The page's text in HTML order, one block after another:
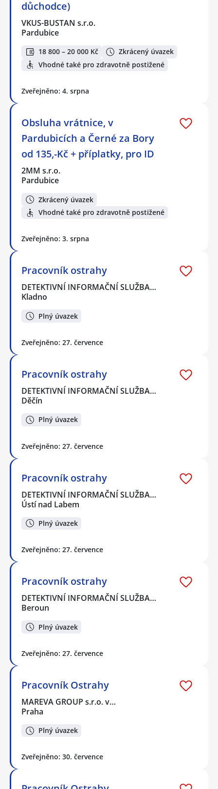
důchodce)
VKUS-BUSTAN s.r.o.
Pardubice
18 800 – 20 000 Kč
Zkrácený úvazek
Vhodné také pro zdravotně postižené
Zveřejněno: 4. srpna
Obsluha vrátnice, v
Pardubicích a Černé za Bory
od 135,-Kč + příplatky, pro ID
2MM s.r.o.
Pardubice
Zkrácený úvazek
Vhodné také pro zdravotně postižené
Zveřejněno: 3. srpna
Pracovník ostrahy
DETEKTIVNÍ INFORMAČNÍ SLUŽBA…
Kladno
Plný úvazek
Zveřejněno: 27. července
Pracovník ostrahy
DETEKTIVNÍ INFORMAČNÍ SLUŽBA…
Děčín
Plný úvazek
Zveřejněno: 27. července
Pracovník ostrahy
DETEKTIVNÍ INFORMAČNÍ SLUŽBA…
Ústí nad Labem
Plný úvazek
Zveřejněno: 27. července
Pracovník ostrahy
DETEKTIVNÍ INFORMAČNÍ SLUŽBA…
Beroun
Plný úvazek
Zveřejněno: 27. července
Pracovník Ostrahy
MAREVA GROUP s.r.o. v…
Praha
Plný úvazek
Zveřejněno: 30. července